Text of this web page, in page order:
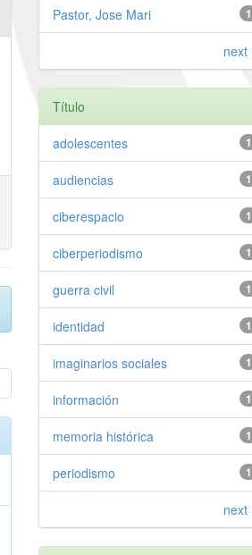
1
Pastor, Jose Mari
next
Título
1
adolescentes
1
audiencias
1
ciberespacio
1
ciberperiodismo
1
guerra civil
1
identidad
1
imaginarios sociales
1
información
1
memoria histórica
1
periodismo
next